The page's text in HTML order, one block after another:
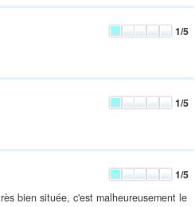
1/5
1/5
1/5
bien située, c'est malheureusement le